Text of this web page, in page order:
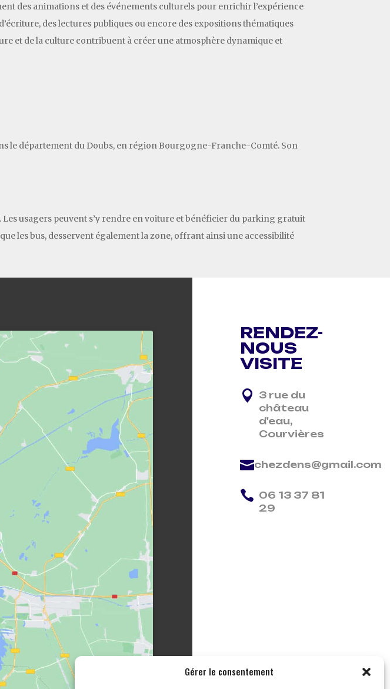
Gérer le consentement
des animations et des événements culturels pour enrichir l’expérience
des lectures publiques ou encore des expositions thématiques
et de la culture contribuent à créer une atmosphère dynamique et
le département du Doubs, en région Bourgogne-Franche-Comté. Son
usagers peuvent s’y rendre en voiture et bénéficier du parking gratuit
les bus, desservent également la zone, offrant ainsi une accessibilité
RENDEZ-
NOUS
VISITE
 3 rue du
château
d'eau,
Courvières
chezdens@gmail.com
 06 13 37 81
29